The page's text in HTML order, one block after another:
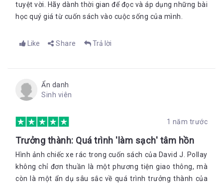
tuyệt vời. Hãy dành thời gian để đọc và áp dụng những bài
học quý giá từ cuốn sách vào cuộc sống của mình.
Like Share Trả lời
Ẩn danh
Sinh viên
1 năm trước
Trưởng thành: Quá trình 'làm sạch' tâm hồn
Hình ảnh chiếc xe rác trong cuốn sách của David J. Pollay
không chỉ đơn thuần là một phương tiện giao thông, mà
còn là một ẩn dụ sâu sắc về quá trình trưởng thành của